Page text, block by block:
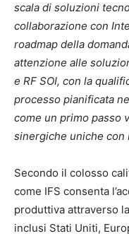
scala di soluzioni
collaborazione con
roadmap della
attenzione alle
e RF SOI, con la
processo pianificata
come un primo passo
sinergiche uniche con
Secondo il colosso
come IFS consenta
produttiva attraverso
inclusi Stati Uniti,